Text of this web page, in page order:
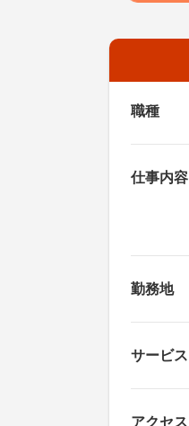
職種
仕事内容
勤務地
サービス
アクセス